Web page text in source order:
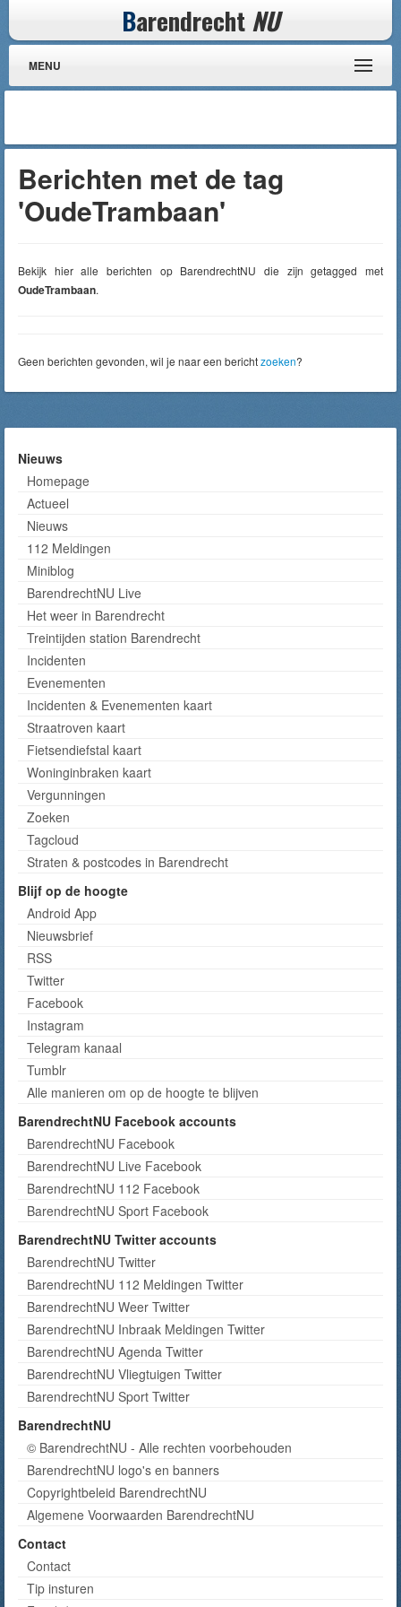
Barendrecht NU
MENU
Berichten met de tag
'OudeTrambaan'
Bekijk hier alle berichten op BarendrechtNU die zijn getagged met
OudeTrambaan.
Geen berichten gevonden, wil je naar een berichtzoeken?
Nieuws
Homepage
Actueel
Nieuws
112 Meldingen
Miniblog
BarendrechtNU Live
Het weer in Barendrecht
Treintijden station Barendrecht
Incidenten
Evenementen
Incidenten & Evenementen kaart
Straatroven kaart
Fietsendiefstal kaart
Woninginbraken kaart
Vergunningen
Zoeken
Tagcloud
Straten & postcodes in Barendrecht
Blijf op de hoogte
Android App
Nieuwsbrief
RSS
Twitter
Facebook
Instagram
Telegram kanaal
Tumblr
Alle manieren om op de hoogte te blijven
BarendrechtNU Facebook accounts
BarendrechtNU Facebook
BarendrechtNU Live Facebook
BarendrechtNU 112 Facebook
BarendrechtNU Sport Facebook
BarendrechtNU Twitter accounts
BarendrechtNU Twitter
BarendrechtNU 112 Meldingen Twitter
BarendrechtNU Weer Twitter
BarendrechtNU Inbraak Meldingen Twitter
BarendrechtNU Agenda Twitter
BarendrechtNU Vliegtuigen Twitter
BarendrechtNU Sport Twitter
BarendrechtNU
© BarendrechtNU - Alle rechten voorbehouden
BarendrechtNU logo's en banners
Copyrightbeleid BarendrechtNU
Algemene Voorwaarden BarendrechtNU
Contact
Contact
Tip insturen